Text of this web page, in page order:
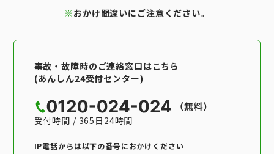
※ おかけ間違いにご注意ください。
事故・故障時のご連絡窓口はこちら
(あんしん24受付センター)
受付時間 / 365日24時間
IP電話からは以下の番号におかけください